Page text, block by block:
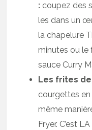
: coupez des
les dans un
la chapelure
minutes ou le
sauce Curry
Les frites
courgettes
même
Fryer. C’est